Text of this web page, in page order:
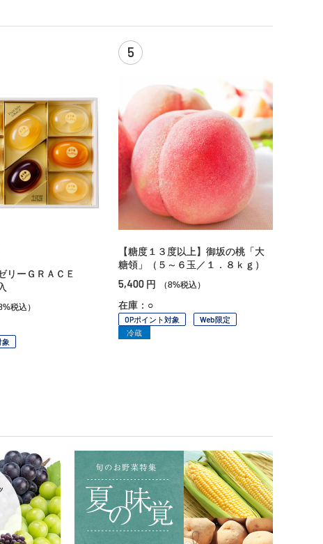
リーＧＲＡＣＥ
税込）
象
5
【糖度１３度以上】御坂の桃「大
糖領」（５～６玉／１．８ｋｇ）
5,400 円 （8%税込）
在庫：○
OPポイント対象
Web限定
冷蔵